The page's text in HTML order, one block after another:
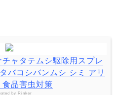
ャタテムシ駆除用スプレ
バコシバンムシ シミ アリ
食品害虫対策
by Rinker